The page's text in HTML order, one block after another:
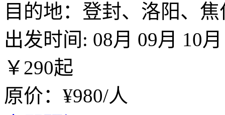
目的地：登封、洛阳、
出发时间: 08月 09月 10月
￥290起
原价：¥980/人